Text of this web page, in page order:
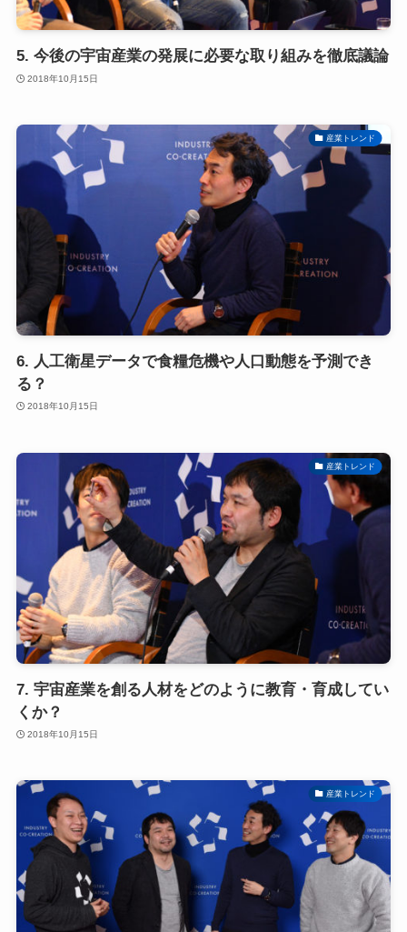
5. 今後の宇宙産業の発展に必要な取り組みを徹底議論
2018年10月15日
産業トレンド
6. 人工衛星データで食糧危機や人口動態を予測でき
る？
2018年10月15日
産業トレンド
7. 宇宙産業を創る人材をどのように教育・育成してい
くか？
2018年10月15日
産業トレンド